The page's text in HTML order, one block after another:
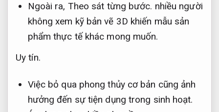
Ngoài ra, Theo sát từng bước. nhiều người
không xem kỹ bản vẽ 3D khiến mẫu sản
phẩm thực tế khác mong muốn.
Uy tín.
Việc bỏ qua phong thủy cơ bản cũng ảnh
hưởng đến sự tiện dụng trong sinh hoạt.